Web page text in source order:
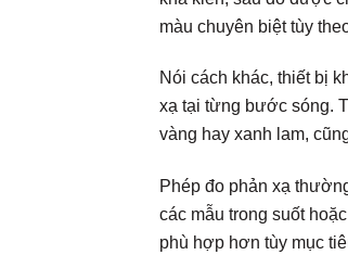
màu chuyên biệt tùy
Nói cách khác, thiết bị
xạ tại từng bước sóng.
vàng hay xanh lam,
Phép đo phản xạ
các mẫu trong suốt
phù hợp hơn tùy mục